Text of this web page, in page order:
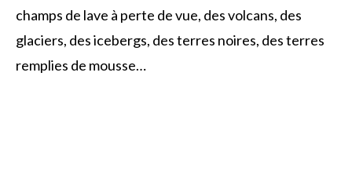
champs de lave à perte de vue, des volcans, des
glaciers, des icebergs, des terres noires, des terres
remplies de mousse…